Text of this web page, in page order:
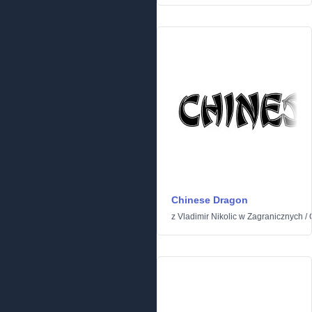
Chinese Dragon
z Vladimir Nikolic w Zagranicznych /